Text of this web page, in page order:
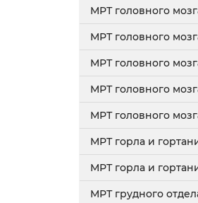
МРТ головного
МРТ головного
МРТ головного
МРТ головного
МРТ головного
МРТ горла и
МРТ горла и
МРТ грудного